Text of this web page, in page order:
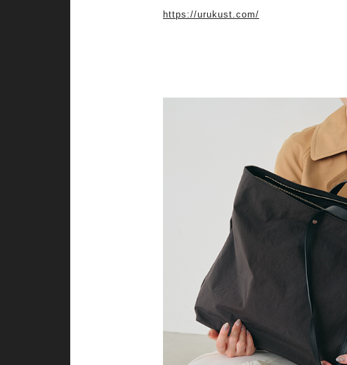
https://urukust.com/